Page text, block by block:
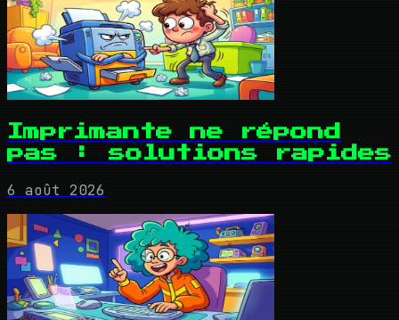
Imprimante ne répond
pas : solutions rapides
6 août 2026